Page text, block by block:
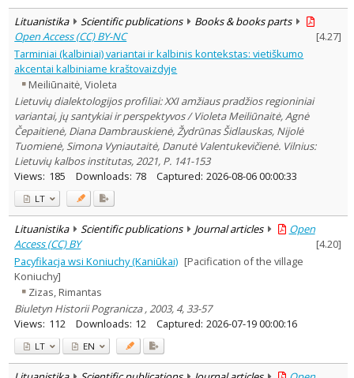
Lituanistika Scientific publications
Books & books parts
Open Access (CC) BY-NC
[4.27]
Tarminiai (kalbiniai) variantai ir kalbinis kontekstas: vietiškumo
akcentai kalbiniame kraštovaizdyje
Meiliūnaitė, Violeta
Lietuvių dialektologijos profiliai: XXI amžiaus pradžios regioniniai
variantai, jų santykiai ir perspektyvos / Violeta Meiliūnaitė, Agnė
Čepaitienė, Diana Dambrauskienė, Žydrūnas Šidlauskas, Nijolė
Tuomienė, Simona Vyniautaitė, Danutė Valentukevičienė. Vilnius:
Lietuvių kalbos institutas, 2021, P. 141-153
Views: 185 Downloads: 78 Captured: 2026-08-06 00:00:33
LT
Lituanistika Scientific publications Journal articles
Open
Access (CC) BY
[4.20]
Pacyfikacja wsi Koniuchy (Kaniūkai) [Pacification of the village
Koniuchy]
Zizas, Rimantas
Biuletyn Historii Pogranicza , 2003, 4, 33-57
Views: 112 Downloads: 12 Captured: 2026-07-19 00:00:16
LT EN